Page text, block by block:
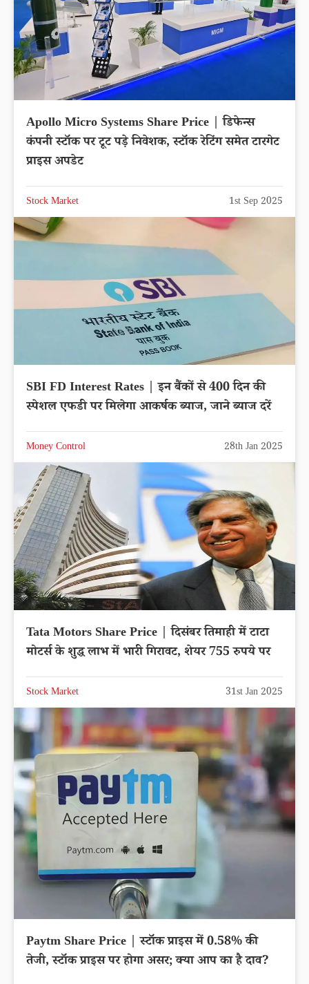
Apollo Micro Systems Share Price | डिफेन्स
कंपनी स्टॉक पर टूट पड़े निवेशक, स्टॉक रेटिंग समेत टारगेट
प्राइस अपडेट
Stock Market 1st Sep 2025
SBI FD Interest Rates | इन बैंकों से 400 दिन की
स्पेशल एफडी पर मिलेगा आकर्षक ब्याज, जाने ब्याज दरें
Money Control 28th Jan 2025
Tata Motors Share Price | दिसंबर तिमाही में टाटा
मोटर्स के शुद्ध लाभ में भारी गिरावट, शेयर 755 रुपये पर
Stock Market 31st Jan 2025
Paytm Share Price | स्टॉक प्राइस में 0.58% की
तेजी, स्टॉक प्राइस पर होगा असर; क्या आप का है दाव?